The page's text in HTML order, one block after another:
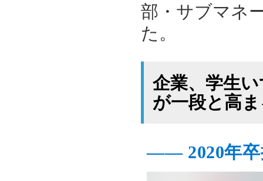
部・サブマネ
た。
企業、学生
が一段と高
―― 2020年卒